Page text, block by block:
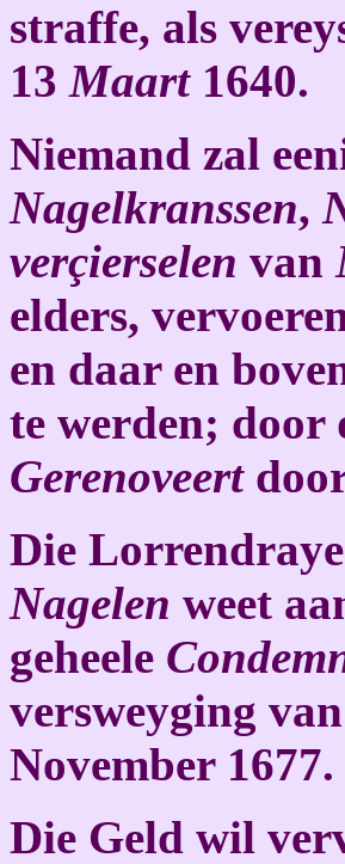
straffe, als
13Maart1640.
Niemand zal
Nagelkranssen,
verçierselen van
elders,
en daar en
te werden; door
Gerenoveert
Die
Nagelen weet
geheele
versweyging
November 1677.
Die Geld wil